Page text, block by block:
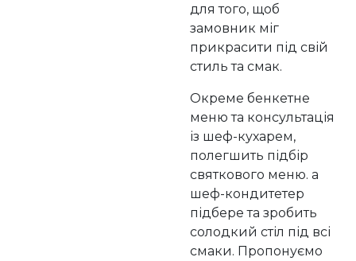
для того, щоб
замовник міг
прикрасити під свій
стиль та смак.
Окреме бенкетне
меню та консультація
із шеф-кухарем,
полегшить підбір
святкового меню. а
шеф-кондитетер
підбере та зробить
солодкий стіл під всі
смаки. Пропонуємо